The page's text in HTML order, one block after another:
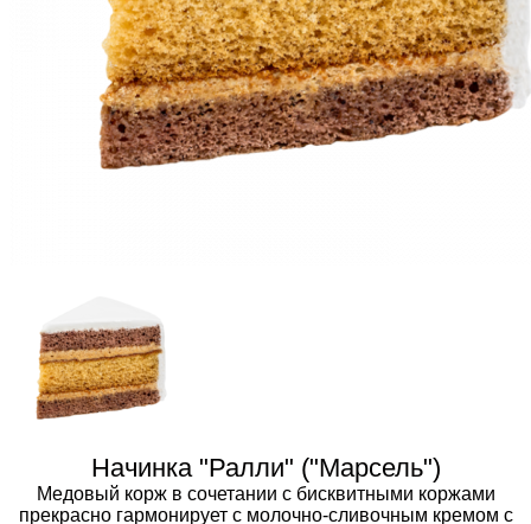
Начинка "Ралли" ("Марсель")
Медовый корж в сочетании с бисквитными коржами
прекрасно гармонирует с молочно-сливочным кремом с